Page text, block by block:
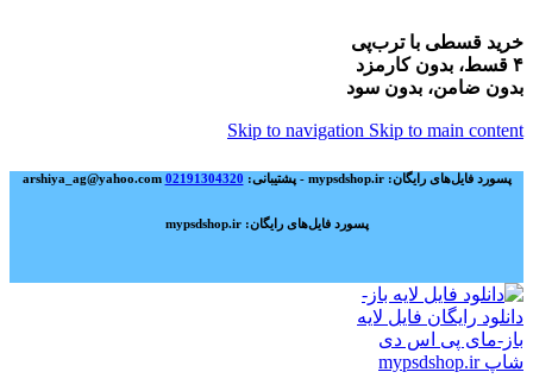
خرید قسطی با ترب‌پی
۴ قسط، بدون کارمزد
بدون ضامن، بدون سود
Skip to navigation Skip to main content
پسورد فایل‌های رایگان: mypsdshop.ir - پشتیبانی: arshiya_ag@yahoo.com 02191304320
پسورد فایل‌های رایگان: mypsdshop.ir